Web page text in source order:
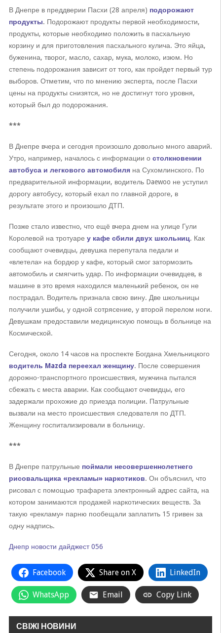
В Днепре в преддверии Пасхи (28 апреля) подорожают
продукты. Подорожают продукты первой необходимости,
продукты, которые необходимо положить в пасхальную
корзину и для приготовления пасхального кулича. Это яйца,
буженина, творог, масло, сахар, мука, молоко, изюм. Но
степень подорожания зависит от того, как пройдет первый тур
выборов. Отметим, что по мнению эксперта, после Пасхи
цены на продукты снизятся, но не достигнут того уровня,
который был до подорожания.
***
В Днепре вчера и сегодня произошло довольно много аварий.
Утро, например, началось с информации о столкновении
автобуса и легкового автомобиляна Сухомлинского. По
предварительной информации, водитель Daewoo не уступил
дорогу автобусу, который ехал по главной дороге, в
результате этого и произошло ДТП.
Позже стало известно, что ещё вчера днем на улице Гули
Королевой на тротуаре у кафе сбили двух школьниц. Как
сообщают очевидцы, девушка перепутала педали и
«влетела» на бордюр у кафе, который смог затормозить
автомобиль и смягчить удар. По информации очевидцев, в
машине в это время находился маленький ребенок, он не
пострадал. Водитель признала свою вину. Две школьницы
получили ушибы, у одной сотрясение, у второй перелом ноги.
Девушкам предоставили медицинскую помощь в больнице на
Космической.
Сегодня, около 14 часов на проспекте Богдана Хмельницкого
водитель Mazda переехал женщину. После совершения
дорожно-транспортного происшествия, мужчина пытался
сбежать с места аварии. Как сообщают очевидцы, его
задержали прохожие до приезда полиции. Патрульные
вызвали на место происшествия следователя по ДТП.
Женщину госпитализировали в больницу.
***
В Днепре патрульные поймали несовершеннолетнего
рисовальщика «рекламы» наркотиков. Он объяснил, что
рисовал с помощью трафарета электронный адрес сайта, на
котором занимаются продажей наркотических веществ. За
такую ​​«рекламу» парню пообещали заплатить 15 гривен за
одну надпись.
Днепр новости дайджест 056
Facebook Share on X LinkedIn
WhatsApp Email Copy Link
СВІЖІ НОВИНИ